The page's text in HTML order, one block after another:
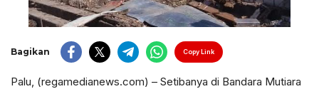
Bagikan Copy Link
Palu, (regamedianews.com) – Setibanya di Bandara Mutiara